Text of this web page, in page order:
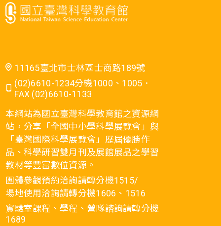
11165臺北市士林區士商路189號
(02)6610-1234分機1000、1005．
FAX (02)6610-1133
本網站為國立臺灣科學教育館之資源網
站，分享「全國中小學科學展覽會」與
「臺灣國際科學展覽會」歷屆優勝作
品、科學研習雙月刊及展館展品之學習
教材等豐富數位資源。
團體參觀預約洽詢請轉分機1515/
場地使用洽詢請轉分機1606、1516
實驗室課程、學程、營隊諮詢請轉分機
1689